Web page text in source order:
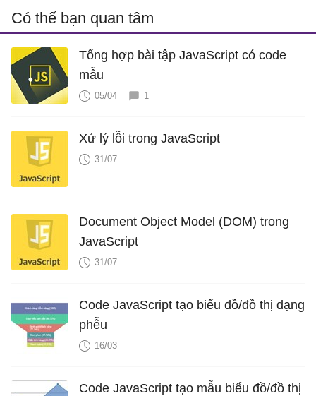
Có thể bạn quan tâm
Tổng hợp bài tập JavaScript có code
mẫu
05/04 1
Xử lý lỗi trong JavaScript
31/07
Document Object Model (DOM) trong
JavaScript
31/07
Code JavaScript tạo biểu đồ/đồ thị dạng
phễu
16/03
Code JavaScript tạo mẫu biểu đồ/đồ thị